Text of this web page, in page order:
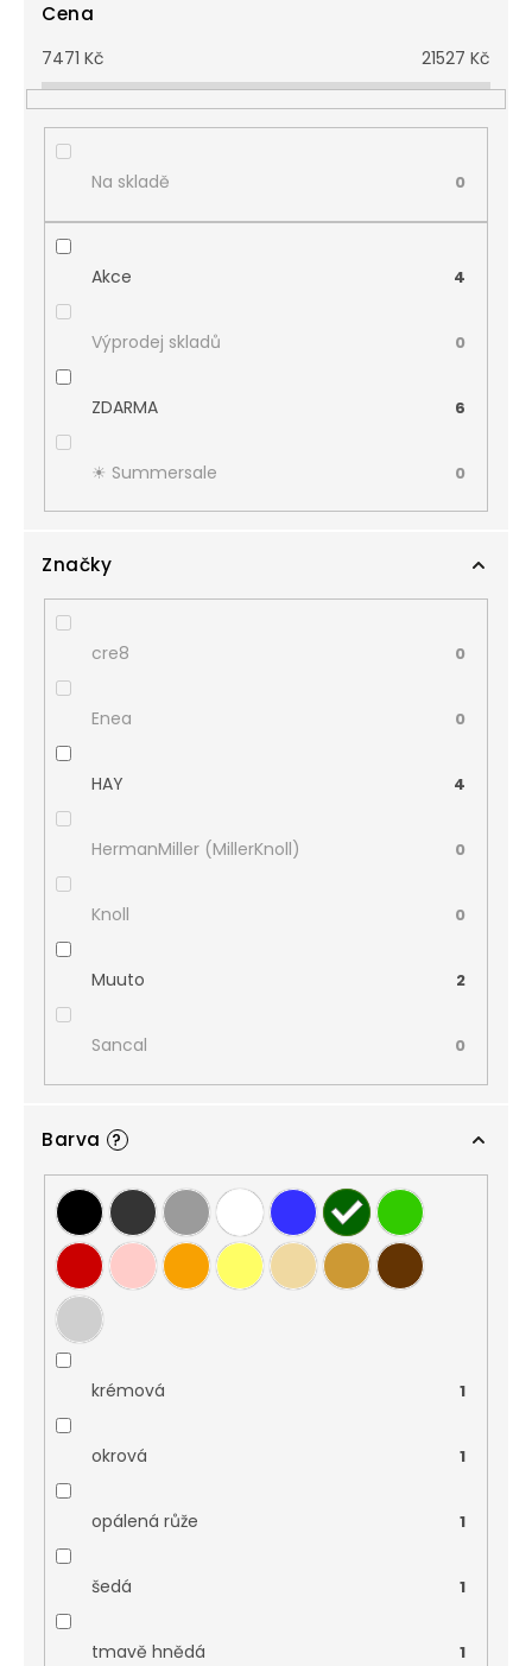
Cena
7471 Kč 21527 Kč
Na skladě 0
Akce 4
Výprodej skladů 0
ZDARMA 6
☀︎ Summersale 0
Značky
cre8 0
Enea 0
HAY 4
HermanMiller (MillerKnoll) 0
Knoll 0
Muuto 2
Sancal 0
Barva ?
krémová 1
okrová 1
opálená růže 1
šedá 1
tmavě hnědá 1